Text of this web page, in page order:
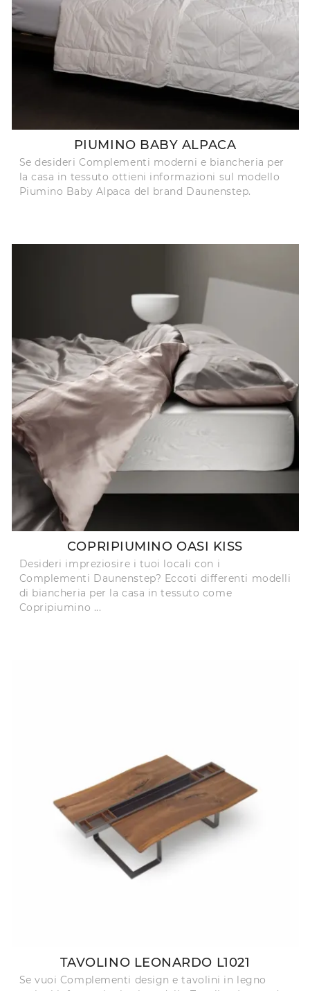
PIUMINO BABY ALPACA
Se desideri Complementi moderni e biancheria per
la casa in tessuto ottieni informazioni sul modello
Piumino Baby Alpaca del brand Daunenstep.
COPRIPIUMINO OASI KISS
Desideri impreziosire i tuoi locali con i
Complementi Daunenstep? Eccoti differenti modelli
di biancheria per la casa in tessuto come
Copripiumino ...
TAVOLINO LEONARDO L1021
Se vuoi Complementi design e tavolini in legno